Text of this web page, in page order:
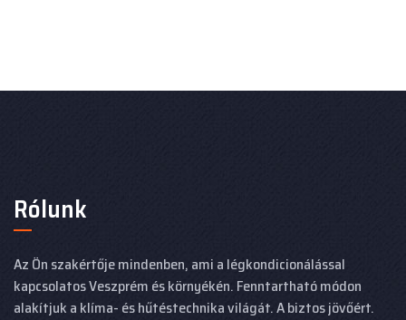
Rólunk
Az Ön szakértője mindenben, ami a légkondicionálással
kapcsolatos Veszprém és környékén. Fenntartható módon
alakítjuk a klíma- és hűtéstechnika világát. A biztos jövőért.